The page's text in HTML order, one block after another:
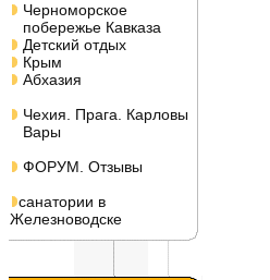
Черноморское
побережье Кавказа
Детский отдых
Крым
Абхазия
Чехия. Прага. Карловы
Вары
ФОРУМ. Отзывы
санатории в
Железноводске